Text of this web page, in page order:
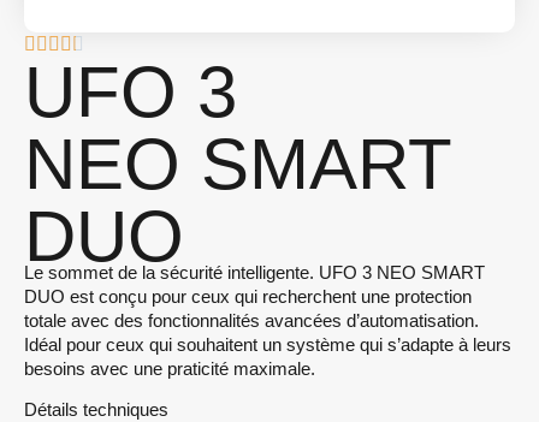
UFO 3
NEO SMART
DUO
Le sommet de la sécurité intelligente. UFO 3 NEO SMART
DUO est conçu pour ceux qui recherchent une protection
totale avec des fonctionnalités avancées d’automatisation.
Idéal pour ceux qui souhaitent un système qui s’adapte à leurs
besoins avec une praticité maximale.
Détails techniques